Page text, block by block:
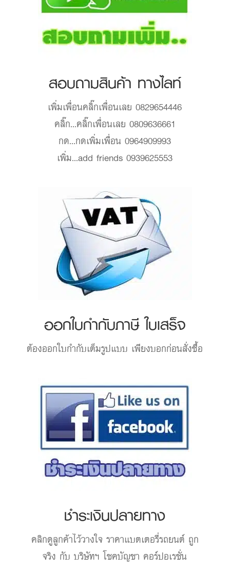
สอบถามสินค้า ทางไลท์
เพิ่มเพื่อนคลิ๊กเพื่อนเลย 0829654446
คลิ๊ก...คลิ๊กเพื่อนเลย 0809636661
กด...กดเพิ่มเพื่อน 0964909993
เพิ่ม...add friends 0939625553
ออกใบกำกับภาษี ใบเสร็จ
ต้องออกใบกำกับเต็มรูปแบบ เพียงบอกก่อนสั่งซื้อ
ชำระเงินปลายทาง
คลิกดูลูกค้าไว้วางใจ ราคาแบตเตอรี่รถยนต์ถูก
จริง กับ บริษัทฯ โชคบัญชา คอร์ปอเรชั่น